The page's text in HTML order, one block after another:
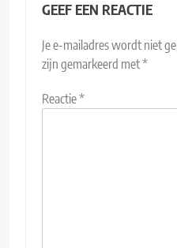
GEEF EEN REACTIE
Je e-mailadres wordt niet
zijn gemarkeerd met*
Reactie*